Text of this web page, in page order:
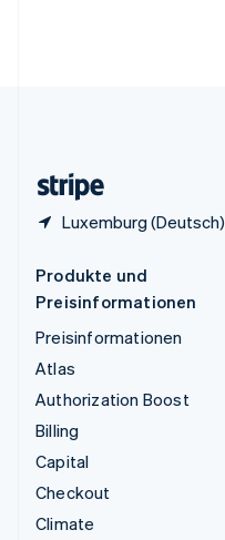
Luxemburg (Deutsch)
Produkte und
Preisinformationen
Preisinformationen
Atlas
Authorization Boost
Billing
Capital
Checkout
Climate